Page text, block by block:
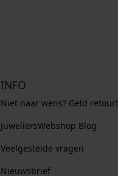
INFO
Niet naar wens? Geld retour!
JuweliersWebshop Blog
Veelgestelde vragen
Nieuwsbrief